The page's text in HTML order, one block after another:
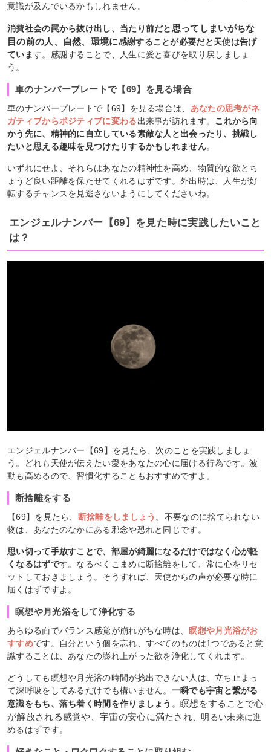
意識が及んでいるかもしれません。
消費社会の罠から抜け出し、当たり前だと思ってしまいがちな
目の前の人、自然、環境に感謝することが必要だと天使は告げ
ています。感謝することで、人生に愛と喜びを取り戻しましょ
う。
車のナンバープレートで【69】を見る場合
車のナンバープレートで【69】を見る場合は、 あなたの思考がネ
ガティブからポジティブに変わる出来事が訪れます。 これから向
かう先に、精神的に自立している素敵な人と出会ったり、挑戦し
たいと思える趣味を見つけたりするかもしれません。
いずれにせよ、それらはあなたの精神性を高め、物質的な欲とち
ょうど良い距離を保たせてくれるはずです。外出時は、人生が好
転するチャンスを見逃さないようにしてくださいね。
エンジェルナンバー【69】を見た時に実践したいこと
は？
エンジェルナンバー【69】を見たら、次のことを実践しましょ
う。どれも天使が伝えたい愛をあなたの心に届ける行為です。波
動も高めるので、習慣化することもおすすめですよ。
断捨離をする
【69】を見たら、 断捨離をしましょう 。不要なのに捨てられない
物は、あなたのなかにある邪念や恐れと同じです。
思い切って手放すことで、部屋が綺麗になるだけではなく心が軽
くなるはずです。なるべくこまめに断捨離をして、常に心をリセ
ットしておきましょう。そうすれば、天使からの声が必要な時に
届くはずですよ。
瞑想や月光浴をして浄化する
あらゆる面でバランス感覚が崩れがちな時は、瞑想や月光浴がお
すすめです。自分という個を忘れ、すべてのものは1つであると意
識することは、あなたの膨れ上がった欲を浄化してくれます。
どうしても瞑想や月光浴の時間が捻出できない人は、立ち止まっ
て深呼吸をしてみるだけでも構いません。 一瞬でも宇宙と繋がる
意識をもち、落ち着く時間を作りましょう 。瞑想をすることで心
が解放される感覚や、宇宙の安心に満たされ 、明るい未来に進
めるはずです。